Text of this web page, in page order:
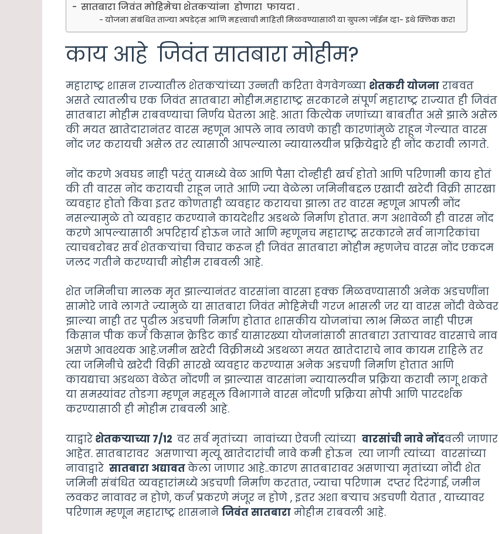
सातबारा जिवंत मोहिमेचा शेतकऱ्यांना होणारा फायदा .
योजना संबंधित ताज्या अपडेट्स आणि महत्त्वाची माहिती मिळवण्यासाठी या ग्रुपला जॉईन व्हा- इथे क्लिक करा
काय आहे जिवंत सातबारा मोहीम?
महाराष्ट्र शासन राज्यातील शेतकऱ्यांच्या उन्नती करिता वेगवेगळ्या शेतकरी योजना राबवत
असते त्यातलीच एक जिवंत सातबारा मोहीम.महाराष्ट्र सरकारने संपूर्ण महाराष्ट्र राज्यात ही जिवंत
सातबारा मोहीम राबवण्याचा निर्णय घेतला आहे. आता कित्येक जणांच्या बाबतीत असे झाले असेल
की मयत खातेदारानंतर वारस म्हणून आपले नाव लावणे काही कारणांमुळे राहून गेल्यात वारस
नोंद जर करायची असेल तर त्यासाठी आपल्याला न्यायालयीन प्रक्रियेद्वारे ही नोंद करावी लागते.
नोंद करणे अवघड नाही परंतु यामध्ये वेळ आणि पैसा दोन्हीही खर्च होतो आणि परिणामी काय होतं
की ती वारस नोंद करायची राहून जाते आणि ज्या वेळेला जमिनीबद्दल एखादी खरेदी विक्री सारखा
व्यवहार होतो किंवा इतर कोणताही व्यवहार करायचा झाला तर वारस म्हणून आपली नोंद
नसल्यामुळे तो व्यवहार करण्याने कायदेशीर अडथळे निर्माण होतात. मग अशावेळी ही वारस नोंद
करणे आपल्यासाठी अपरिहार्य होऊन जाते आणि म्हणूनच महाराष्ट्र सरकारने सर्व नागरिकांचा
त्याचबरोबर सर्व शेतकऱ्यांचा विचार करून ही जिवंत सातबारा मोहीम म्हणजेच वारस नोंद एकदम
जलद गतीने करण्याची मोहीम राबवली आहे.
शेत जमिनीचा मालक मृत झाल्यानंतर वारसांना वारसा हक्क मिळवण्यासाठी अनेक अडचणींना
सामोरे जावे लागते ज्यामुळे या सातबारा जिवंत मोहिमेची गरज भासली जर या वारस नोंदी वेळेवर
झाल्या नाही तर पुढील अडचणी निर्माण होतात शासकीय योजनांचा लाभ मिळत नाही पीएम
किसान पीक कर्ज किसान क्रेडिट कार्ड यासारख्या योजनांसाठी सातबारा उताऱ्यावर वारसाचे नाव
असणे आवश्यक आहे.जमीन खरेदी विक्रीमध्ये अडथळा मयत खातेदाराचे नाव कायम राहिले तर
त्या जमिनीचे खरेदी विक्री सारखे व्यवहार करण्यास अनेक अडचणी निर्माण होतात आणि
कायद्याचा अडथळा वेळेत नोंदणी न झाल्यास वारसांना न्यायालयीन प्रक्रिया करावी लागू शकते
या समस्यांवर तोडगा म्हणून महसूल विभागाने वारस नोंदणी प्रक्रिया सोपी आणि पारदर्शक
करण्यासाठी ही मोहीम राबवली आहे.
याद्वारे शेतकऱ्याच्या 7/12 वर सर्व मृतांच्या नावांच्या ऐवजी त्यांच्या वारसांची नावे नोंदवली जाणार
आहेत. सातबारावर असणाऱ्या मृत्यू खातेदारांची नावे कमी होऊन त्या जागी त्यांच्या वारसांच्या
नावाद्वारे सातबारा अद्यावतकेला जाणार आहे..कारण सातबारावर असणाऱ्या मृतांच्या नोंदी शेत
जमिनी संबंधित व्यवहारांमध्ये अडचणी निर्माण करतात, ज्याचा परिणाम दप्तर दिरंगाई, जमीन
लवकर नावावर न होणे, कर्ज प्रकरणे मंजूर न होणे , इतर अशा बऱ्याच अडचणी येतात , याच्यावर
परिणाम म्हणून महाराष्ट्र शासनाने जिवंत सातबारा मोहीम राबवली आहे.